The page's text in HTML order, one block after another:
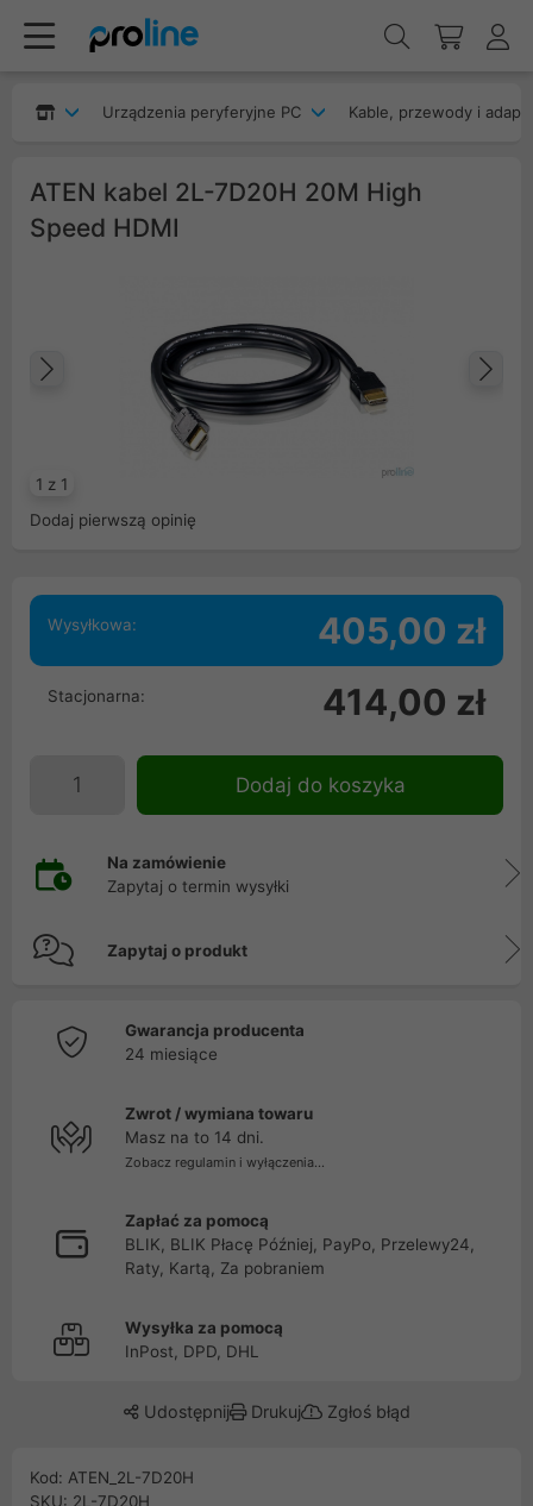
Urządzenia peryferyjne PC Kable, przewody i
ATEN kabel 2L-7D20H 20M High
Speed HDMI
1 z 1
Poprzedni
Dodaj pierwszą opinię
Wysyłkowa: 405,00 zł
Stacjonarna: 414,00 zł
Dodaj do koszyka
Na zamówienie
Zapytaj o termin wysyłki
Zapytaj o produkt
Gwarancja producenta
24 miesiące
Zwrot / wymiana towaru
Masz na to 14 dni.
Zobacz regulamin i wyłączenia...
Zapłać za pomocą
BLIK, BLIK Płacę Później, PayPo, Przelewy24,
Raty, Kartą, Za pobraniem
Wysyłka za pomocą
InPost, DPD, DHL
Udostępnij Drukuj Zgłoś błąd
Kod: ATEN_2L-7D20H
SKU: 2L-7D20H